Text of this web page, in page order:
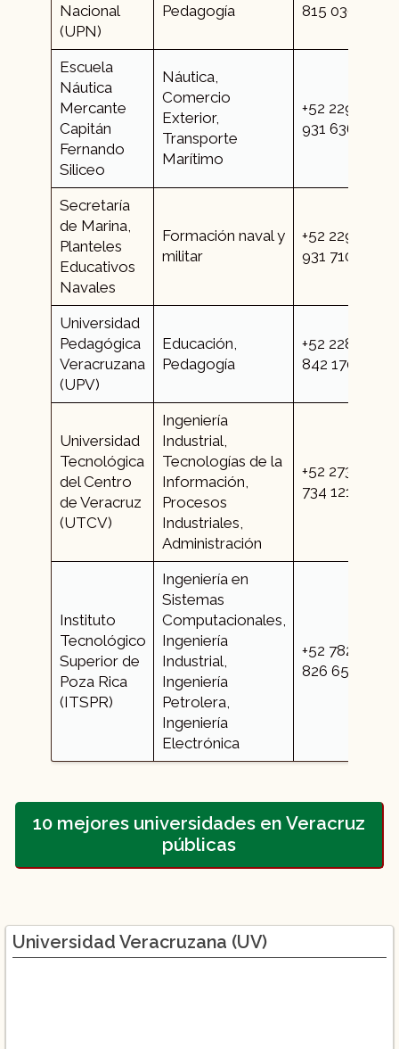
Nacional
(UPN)
Pedagogía
815 0365
Escuela
Náutica
Mercante
Capitán
Fernando
Siliceo
Náutica,
Comercio
Exterior,
Transporte
Marítimo
+52 229
931 6369
Secretaría
de Marina,
Planteles
Educativos
Navales
Formación naval y
militar
+52 229
931 7100
Universidad
Pedagógica
Veracruzana
(UPV)
Educación,
Pedagogía
+52 228
842 1700
Universidad
Tecnológica
del Centro
de Veracruz
(UTCV)
Ingeniería
Industrial,
Tecnologías de la
Información,
Procesos
Industriales,
Administración
+52 273
734 1210
Instituto
Tecnológico
Superior de
Poza Rica
(ITSPR)
Ingeniería en
Sistemas
Computacionales,
Ingeniería
Industrial,
Ingeniería
Petrolera,
Ingeniería
Electrónica
+52 782
826 6500
10 mejores universidades en Veracruz
públicas
Universidad Veracruzana (UV)